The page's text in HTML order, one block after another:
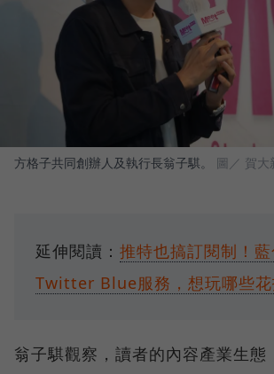
方格子共同創辦人及執行長翁子騏。 圖／ 賀大
延伸閱讀： 推特也搞訂閱制！
Twitter Blue服務，想玩哪些花
翁子騏觀察，讀者的內容產業生態